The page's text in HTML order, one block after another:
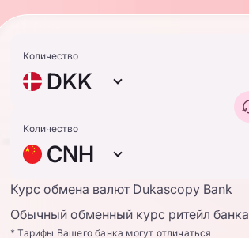
Количество
DKK
Количество
CNH
Курс обмена валют Dukascopy Bank
Обычный обменный курс ритейл банка
* Тарифы Вашего банка могут отличаться